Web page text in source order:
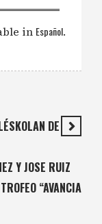
in Español.
DE
Y JOSE RUIZ
“AVANCIA